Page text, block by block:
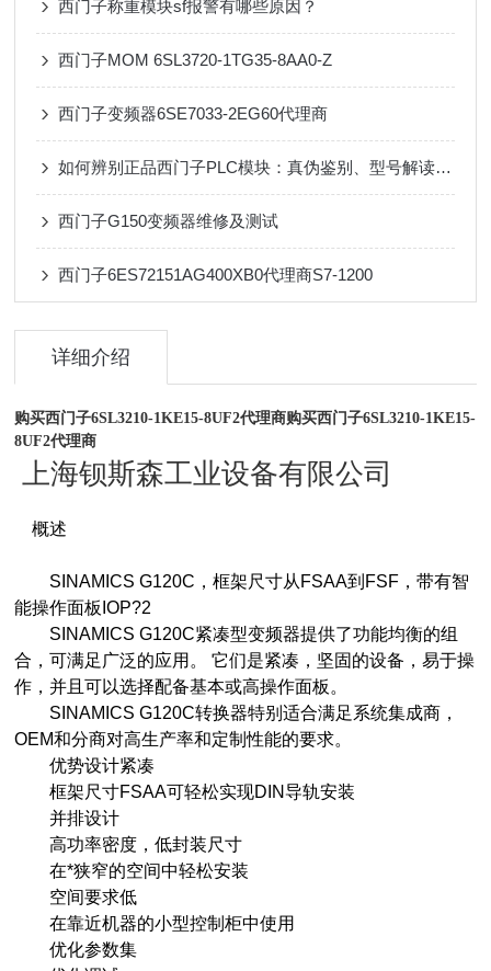
西门子称重模块sf报警有哪些原因？
西门子MOM 6SL3720-1TG35-8AA0-Z
西门子变频器6SE7033-2EG60代理商
如何辨别正品西门子PLC模块：真伪鉴别、型号解读与采购注意事项
西门子G150变频器维修及测试
西门子6ES72151AG400XB0代理商S7-1200
详细介绍
购买西门子6SL3210-1KE15-8UF2代理商购买西门子6SL3210-1KE15-
8UF2代理商
上海钡斯森工业设备有限公司
概述
SINAMICS G120C，框架尺寸从FSAA到FSF，带有智
能操作面板IOP?2
SINAMICS G120C紧凑型变频器提供了功能均衡的组
合，可满足广泛的应用。 它们是紧凑，坚固的设备，易于操
作，并且可以选择配备基本或高操作面板。
SINAMICS G120C转换器特别适合满足系统集成商，
OEM和分商对高生产率和定制性能的要求。
优势设计紧凑
框架尺寸FSAA可轻松实现DIN导轨安装
并排设计
高功率密度，低封装尺寸
在*狭窄的空间中轻松安装
空间要求低
在靠近机器的小型控制柜中使用
优化参数集